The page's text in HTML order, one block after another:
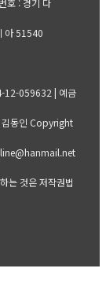
호 : 경기 다
아 51540
12-059632 | 예금
김동인 Copyright
는 것은 저작권법